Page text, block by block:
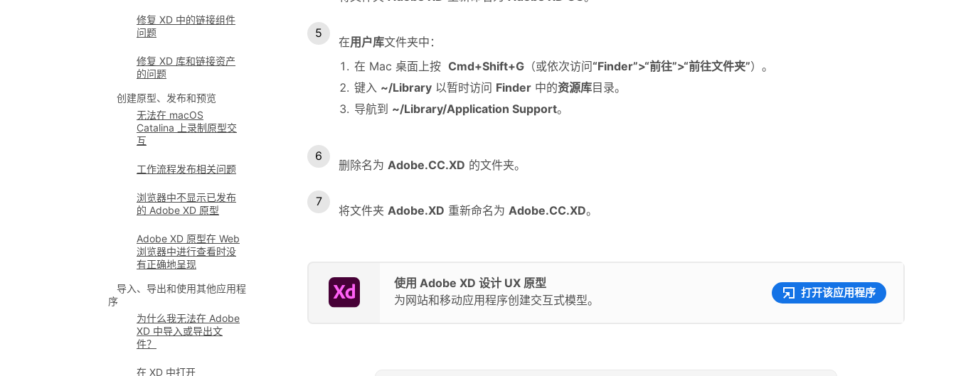
修复 XD 中的链接组件
问题
修复 XD 库和链接资产
的问题
创建原型、发布和预览
无法在 macOS
Catalina 上录制原型交
互
工作流程发布相关问题
浏览器中不显示已发布
的 Adobe XD 原型
Adobe XD 原型在 Web
浏览器中进行查看时没
有正确地呈现
导入、导出和使用其他应用程
序
为什么我无法在 Adobe
XD 中导入或导出文
件？
在 XD 中打开
在用户库文件夹中：
在 Mac 桌面上按 Cmd+Shift+G （或依次访问“Finder”>“前往”>“前往文件夹”）。
键入 ~/Library 以暂时访问 Finder 中的资源库目录。
导航到 ~/Library/Application Support。
删除名为 Adobe.CC.XD 的文件夹。
将文件夹 Adobe.XD 重新命名为 Adobe.CC.XD。
使用 Adobe XD 设计 UX 原型
为网站和移动应用程序创建交互式模型。
打开该应用程序